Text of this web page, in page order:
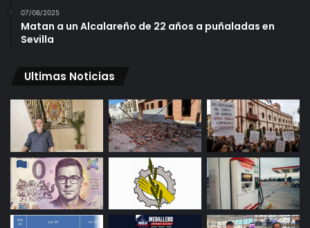
07/06/2025
Matan a un Alcalareño de 22 años a puñaladas en
Sevilla
Ultimas Noticias